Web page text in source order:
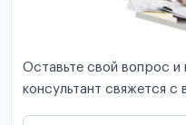
Оставьте свой вопрос
консультант свяжется